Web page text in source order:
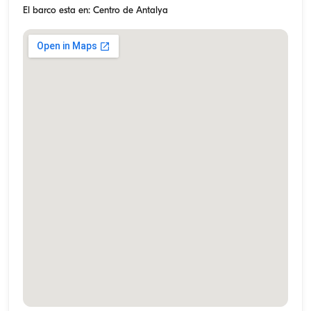
El barco esta en: Centro de Antalya